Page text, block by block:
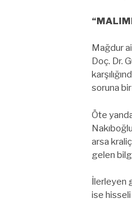
Mağdur
Doç. Dr.
soruna bir
Öte
arsa
gelen
İlerleyen
ise hisseli